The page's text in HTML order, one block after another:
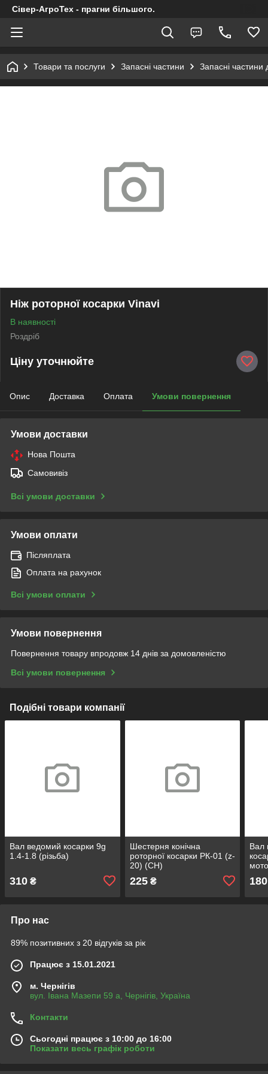
Сівер-АгроТех - прагни більшого.
Товари та послуги Запасні частини Запасні частини
Ніж роторної косарки Vinavi
В наявності
Роздріб
Ціну уточнюйте
Опис Доставка Оплата Умови повернення
Умови доставки
Нова Пошта
Самовивіз
Всі умови доставки
Умови оплати
Післяплата
Оплата на рахунок
Всі умови оплати
Умови повернення
Повернення товару впродовж 14 днів за домовленістю
Всі умови повернення
Подібні товари компанії
Вал ведомий косарки 9g
1.4-1.8 (різьба)
310 ₴
Шестерня конічна
роторної косарки РК-01 (z-
20) (СН)
225₴
Вал
180
Про нас
89% позитивних з 20 відгуків за рік
Працює з 15.01.2021
м. Чернігів
вул. Івана Мазепи 59 а, Чернігів, Україна
Контакти
Сьогодні працює з 10:00 до 16:00
Показати весь графік роботи